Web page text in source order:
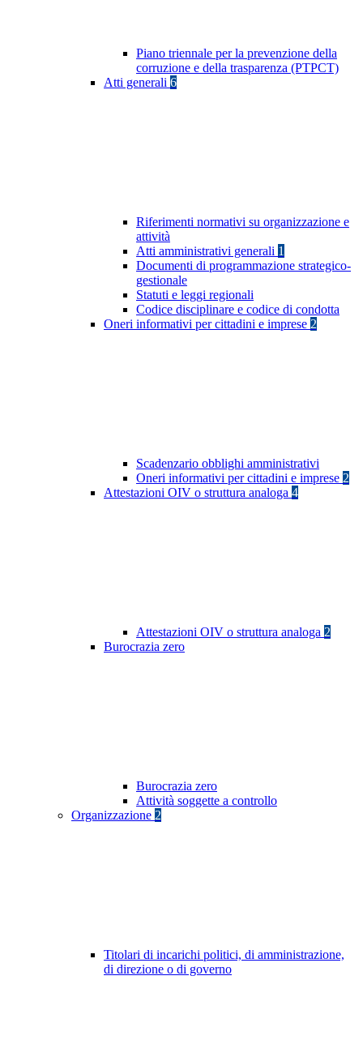
Piano triennale per la prevenzione della
corruzione e della trasparenza (PTPCT)
Atti generali 6
Riferimenti normativi su organizzazione e
attività
Atti amministrativi generali 1
Documenti di programmazione strategico-
gestionale
Statuti e leggi regionali
Codice disciplinare e codice di condotta
Oneri informativi per cittadini e imprese 2
Scadenzario obblighi amministrativi
Oneri informativi per cittadini e imprese 2
Attestazioni OIV o struttura analoga 4
Attestazioni OIV o struttura analoga 2
Burocrazia zero
Burocrazia zero
Attività soggette a controllo
Organizzazione 2
Titolari di incarichi politici, di amministrazione,
di direzione o di governo